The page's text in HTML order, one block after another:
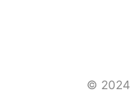
© 2024